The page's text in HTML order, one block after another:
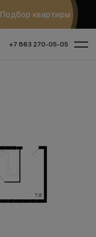
Подбор квартиры
+7 863 270-05-05